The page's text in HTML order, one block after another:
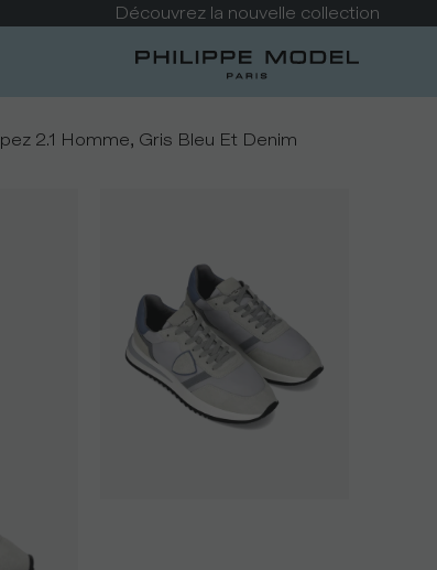
Découvrez la nouvelle collection
2.1 Homme, Gris Bleu Et Denim